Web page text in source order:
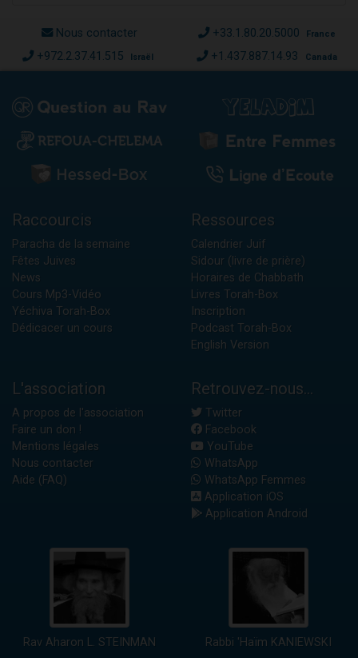
Nous contacter +33.1.80.20.5000 France
+972.2.37.41.515 Israël +1.437.887.14.93 Canada
Raccourcis
Paracha de la semaine
Fêtes Juives
News
Cours Mp3-Vidéo
Yéchiva Torah-Box
Dédicacer un cours
Ressources
Calendrier Juif
Sidour (livre de prière)
Horaires de Chabbath
Livres Torah-Box
Inscription
Podcast Torah-Box
English Version
L'association
A propos de l'association
Faire un don !
Mentions légales
Nous contacter
Aide (FAQ)
Retrouvez-nous...
Twitter
Facebook
YouTube
WhatsApp
WhatsApp Femmes
Application iOS
Application Android
Rav Aharon L. STEINMAN Rabbi 'Haïm KANIEWSKI